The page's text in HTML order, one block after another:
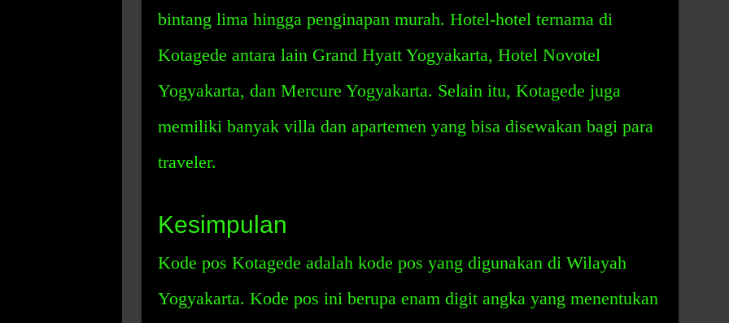
bintang lima hingga penginapan murah. Hotel-hotel ternama di
Kotagede antara lain Grand Hyatt Yogyakarta, Hotel Novotel
Yogyakarta, dan Mercure Yogyakarta. Selain itu, Kotagede juga
memiliki banyak villa dan apartemen yang bisa disewakan bagi para
traveler.
Kesimpulan
Kode pos Kotagede adalah kode pos yang digunakan di Wilayah
Yogyakarta. Kode pos ini berupa enam digit angka yang menentukan